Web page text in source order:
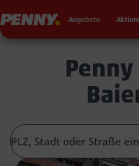
Penny Angebote